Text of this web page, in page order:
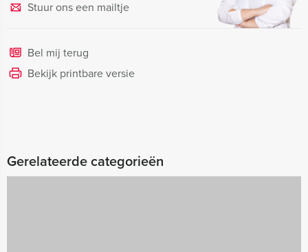
Stuur ons een mailtje
Bel mij terug
Bekijk printbare versie
Gerelateerde categorieën